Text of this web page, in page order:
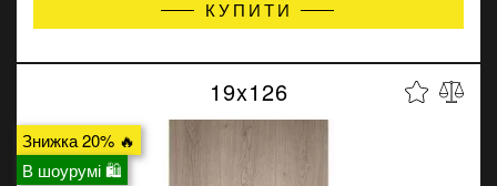
КУПИТИ
Знижка 20% 🔥
В шоурумі 🛍
19x126